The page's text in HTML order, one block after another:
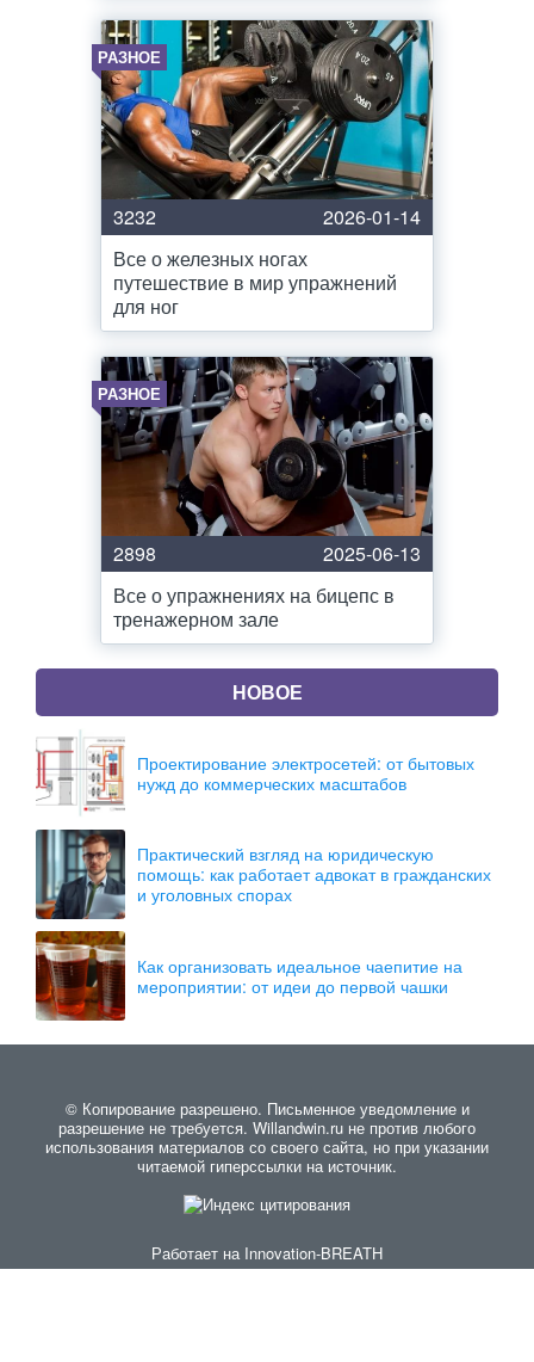
РАЗНОЕ
3232
2026-01-14
Все о железных ногах
путешествие в мир упражнений
для ног
РАЗНОЕ
2898
2025-06-13
Все о упражнениях на бицепс в
тренажерном зале
НОВОЕ
Проектирование электросетей: от бытовых
нужд до коммерческих масштабов
Практический взгляд на юридическую
помощь: как работает адвокат в гражданских
и уголовных спорах
Как организовать идеальное чаепитие на
мероприятии: от идеи до первой чашки
© Копирование разрешено. Письменное уведомление и
разрешение не требуется. Willandwin.ru не против любого
использования материалов со своего сайта, но при указании
читаемой гиперссылки на источник.
Работает на Innovation-BREATH